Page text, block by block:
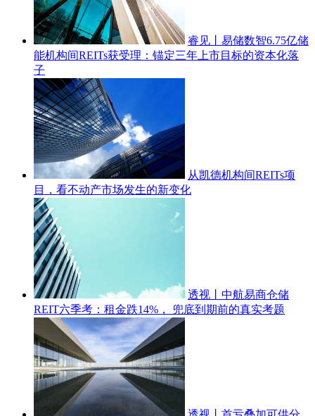
睿见丨‌易储数智6.75亿储
能机构间REITs获受理：锚定三年上市目标的资本化落
子
从凯德机构间REITs项
目，看不动产市场发生的新变化
透视丨‌中航易商仓储
REIT六季考：租金跌14%， 兜底到期前的真实考题